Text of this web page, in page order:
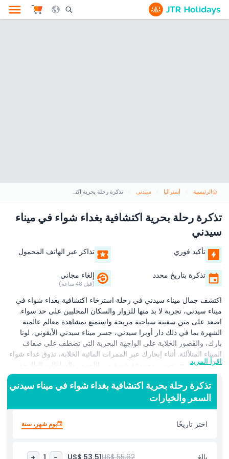
Search Opener Icon
الرئيسية أستراليا سيدني تذكرة رحلة بحرية اكتشافية بغداء شواء في ميناء سيدني
تذكرة رحلة بحرية اكتشافية بغداء شواء في ميناء
سيدني
تأكيد فوري تذاكر عبر الهاتف المحمول
تذكرة بتاريخ محدد إلغاء مجاني
(قبل 48 ساعة)
اكتشف جمال ميناء سيدني في رحلة استرخاء اكتشافية بغداء شواء في
ميناء سيدني، تجربة لا بد منها للزوار والسكان المحليين على حد سواء.
اصعد على متن سفينة سياحية مريحة واستمتع بمشاهدة معالم عالمية
الشهرة بما في ذلك دار أوبرا سيدني، جسر ميناء سيدني الأيقوني، لونا
بارك، والقصور الخلابة على الواجهة البحرية التي تصطف على ضفاف
الميناء المتلألئة. أثناء إبحارك عبر الممرات المائية الخلابة، تذوق غداء شواء
أسترالي طازج يتضمن مجموعة شهية من اللحوم، والسلطات الطازجة،
والأطباق الجانبية، تُقدم جميعها بينما تستمتع بإطلالات بانورامية على الميناء.
مع مقاعد داخلية واسعة وسطوح مفتوحة في الهواء الطلق، توفر الرحلة
الأجواء المثالية للاسترخاء ومشاهدة المعالم والتقاط صور مذهلة لأشهر
معالم سيدني. عزز رحلتك بتعليق إرشادي مباشر أو مسجل من مضيفين
ذوي خبرة، يشاركونك قصصًا شيقة عن تاريخ سيدني الغني وعمارتها
الفريدة والجواهر المخفية. تعتبر رحلة الغداء في ميناء سيدني وقت
الطعام ومشاهدة المعالم والاسترخاء في تجربة لا تُنسى. تعمل طوال
اقرأ المزيد
تذكرة رحلة بحرية اكتشافية بغداء شواء في ميناء سيدني
السعر والخيارات
اختر تاريخًا يوم شهر، سنة